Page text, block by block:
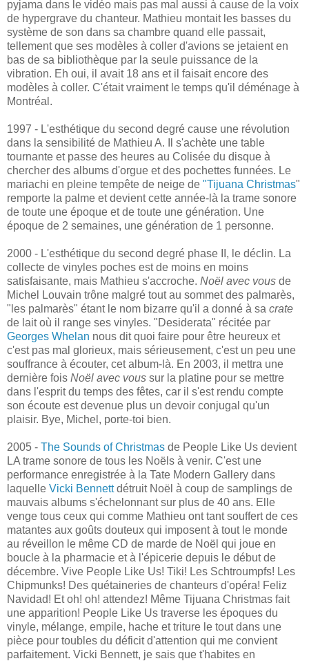
pyjama dans le vidéo mais pas mal aussi à cause de la voix
de hypergrave du chanteur. Mathieu montait les basses du
système de son dans sa chambre quand elle passait,
tellement que ses modèles à coller d'avions se jetaient en
bas de sa bibliothèque par la seule puissance de la
vibration. Eh oui, il avait 18 ans et il faisait encore des
modèles à coller. C'était vraiment le temps qu'il déménage à
Montréal.
1997 - L'esthétique du second degré cause une révolution
dans la sensibilité de Mathieu A. Il s'achète une table
tournante et passe des heures au Colisée du disque à
chercher des albums d'orgue et des pochettes funnées. Le
mariachi en pleine tempête de neige de "Tijuana Christmas"
remporte la palme et devient cette année-là la trame sonore
de toute une époque et de toute une génération. Une
époque de 2 semaines, une génération de 1 personne.
2000 - L'esthétique du second degré phase II, le déclin. La
collecte de vinyles poches est de moins en moins
satisfaisante, mais Mathieu s'accroche. Noël avec vous de
Michel Louvain trône malgré tout au sommet des palmarès,
"les palmarès" étant le nom bizarre qu'il a donné à sa crate
de lait où il range ses vinyles. "Desiderata" récitée par
Georges Whelan nous dit quoi faire pour être heureux et
c'est pas mal glorieux, mais sérieusement, c'est un peu une
souffrance à écouter, cet album-là. En 2003, il mettra une
dernière fois Noël avec vous sur la platine pour se mettre
dans l'esprit du temps des fêtes, car il s'est rendu compte
son écoute est devenue plus un devoir conjugal qu'un
plaisir. Bye, Michel, porte-toi bien.
2005 - The Sounds of Christmas de People Like Us devient
LA trame sonore de tous les Noëls à venir. C'est une
performance enregistrée à la Tate Modern Gallery dans
laquelle Vicki Bennettdétruit Noël à coup de samplings de
mauvais albums s'échelonnant sur plus de 40 ans. Elle
venge tous ceux qui comme Mathieu ont tant souffert de ces
matantes aux goûts douteux qui imposent à tout le monde
au réveillon le même CD de marde de Noël qui joue en
boucle à la pharmacie et à l'épicerie depuis le début de
décembre. Vive People Like Us! Tiki! Les Schtroumpfs! Les
Chipmunks! Des quétaineries de chanteurs d'opéra! Feliz
Navidad! Et oh! oh! attendez! Même Tijuana Christmas fait
une apparition! People Like Us traverse les époques du
vinyle, mélange, empile, hache et triture le tout dans une
pièce pour toubles du déficit d'attention qui me convient
parfaitement. Vicki Bennett, je sais que t'habites en